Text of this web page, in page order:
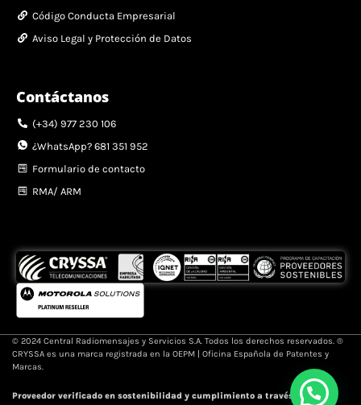
Código Conducta Empresarial
Aviso Legal y Protección de Datos
Contáctanos
(+34) 977 230 106
¿WhatsApp? 681 351 952
Formulario de contacto
RMA/ ARM
© 2024 Central Radiomensajes y Servicios S.A. Todos los derechos reservados. ®
CRYSSA es una marca registrada en la OEPM | Oficina Española de Patentes y
Marcas.
Proveedor verificado en sostenibilidad y cumplimiento a través de la